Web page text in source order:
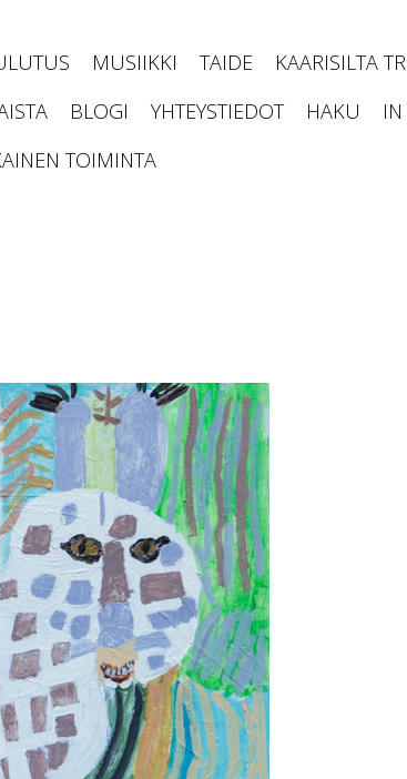
MUSIIKKI TAIDE KAARISILTA
BLOGI YHTEYSTIEDOT HAKU
TOIMINTA